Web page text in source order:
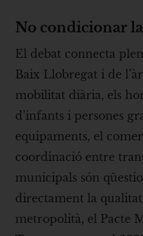
No condicionar
El debat connecta
Baix Llobregat i de
mobilitat diària, els
d’infants i persones
equipaments, el
coordinació entre
municipals són
directament la
metropolità, el Pacte